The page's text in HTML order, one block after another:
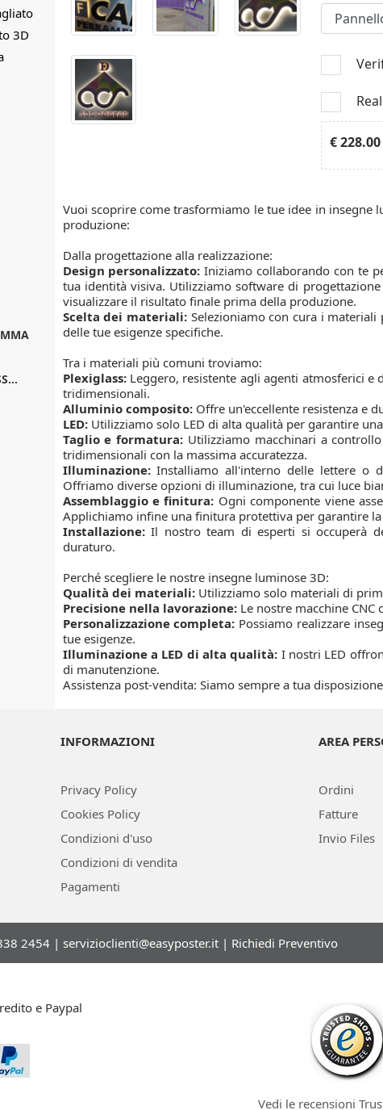
3D
€ 228.00
Vuoi scoprire come trasformiamo le tue idee in insegne
produzione:
Dalla progettazione alla realizzazione:
Design personalizzato: Iniziamo collaborando con te
tua identità visiva. Utilizziamo software di
visualizzare il risultato finale prima della produzione.
Scelta dei materiali:Selezioniamo con cura i materiali
delle tue esigenze specifiche.
Tra i materiali più comuni troviamo:
Plexiglass:Leggero, resistente agli agenti atmosferici e
tridimensionali.
Alluminio composito:Offre un'eccellente resistenza e
LED:Utilizziamo solo LED di alta qualità per garantire
Taglio e formatura: Utilizziamo macchinari a
tridimensionali con la massima accuratezza.
Illuminazione:Installiamo all'interno delle lettere o
Offriamo diverse opzioni di illuminazione, tra cui luce
Assemblaggio e finitura: Ogni componente viene
Applichiamo infine una finitura protettiva per garantire
Installazione:Il nostro team di esperti si occuperà
duraturo.
Perché scegliere le nostre insegne luminose 3D:
Qualità dei materiali:Utilizziamo solo materiali di
Precisione nella lavorazione:Le nostre macchine CNC
Personalizzazione completa: Possiamo realizzare
tue esigenze.
Illuminazione a LED di alta qualità: I nostri LED
di manutenzione.
Assistenza post-vendita: Siamo sempre a tua
INFORMAZIONI
Privacy Policy
Cookies Policy
Condizioni d'uso
Condizioni di vendita
Pagamenti
AREA
Ordini
Fatture
Invio Files
2454 | servizioclienti@easyposter.it | Richiedi Preventivo
e Paypal
Vedi le recensioni